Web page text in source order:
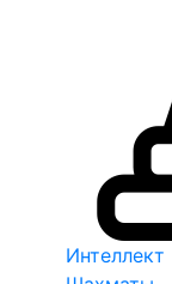
Интеллект